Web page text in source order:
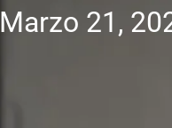
Marzo 21,